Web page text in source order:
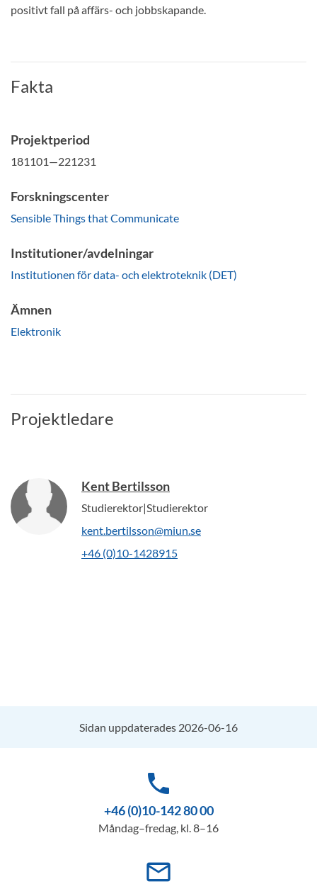
positivt fall på affärs- och jobbskapande.
Fakta
Projektperiod
181101—221231
Forskningscenter
Sensible Things that Communicate
Institutioner/avdelningar
Institutionen för data- och elektroteknik (DET)
Ämnen
Elektronik
Projektledare
Kent Bertilsson
Studierektor|Studierektor
kent.bertilsson@miun.se
+46 (0)10-1428915
Sidan uppdaterades 2026-06-16
phone
+46 (0)10-142 80 00
Måndag–fredag, kl. 8–16
mail_outline